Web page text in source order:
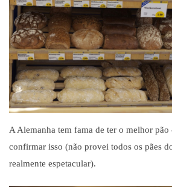
A Alemanha tem fama de ter o melhor pão
confirmar isso (não provei todos os pães
realmente espetacular).